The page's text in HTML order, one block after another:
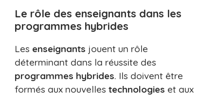
Le rôle des enseignants dans les
programmes hybrides
Les enseignants jouent un rôle
déterminant dans la réussite des
programmes hybrides. Ils doivent être
formés aux nouvelles technologies et aux